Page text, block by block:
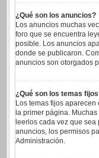
¿Qué son los anuncios?
Los anuncios muchas
foro que se encuentra
posible. Los anuncios
donde se publicaron.
anuncios son otorgados
¿Qué son los temas
Los temas fijos
la primer página.
leerlos cada vez que
anuncios, los permisos
Administración.